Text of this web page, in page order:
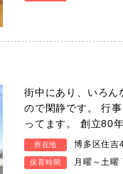
街中にあり、いろん
ので閑静です。 行
ってます。 創立80
所在地 博多区住吉
保育時間 月曜～土